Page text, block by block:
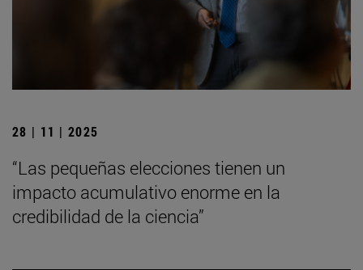
28 | 11 | 2025
“Las pequeñas elecciones tienen un
impacto acumulativo enorme en la
credibilidad de la ciencia”